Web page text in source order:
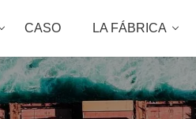
CASO LA FÁBRICA